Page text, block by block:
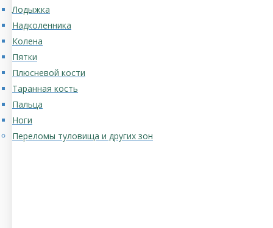
Лодыжка
Надколенника
Колена
Пятки
Плюсневой кости
Таранная кость
Пальца
Ноги
Переломы туловища и других зон